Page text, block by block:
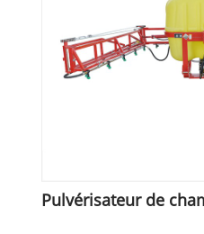
Pulvérisateur de